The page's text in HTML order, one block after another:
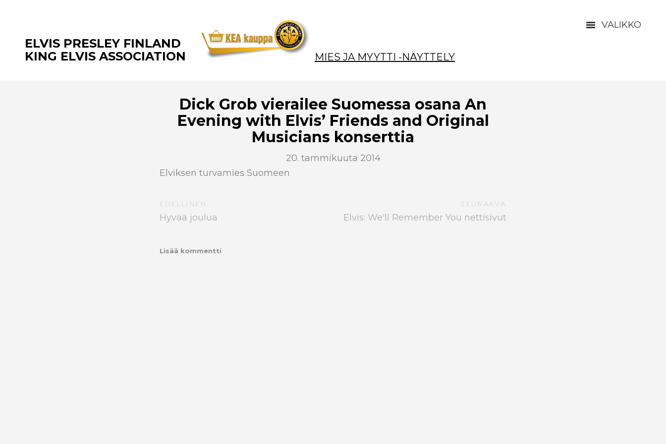
VALIKKO
ELVIS PRESLEY FINLAND
KING ELVIS ASSOCIATION
MIES JA MYYTTI -NÄYTTELY
Dick Grob vierailee Suomessa osana An
Evening with Elvis’ Friends and Original
Musicians konserttia
20. tammikuuta 2014
Elviksen turvamies Suomeen
EDELLINEN
Hyvää joulua
SEURAAVA
Elvis: We'll Remember You nettisivut
Lisää kommentti